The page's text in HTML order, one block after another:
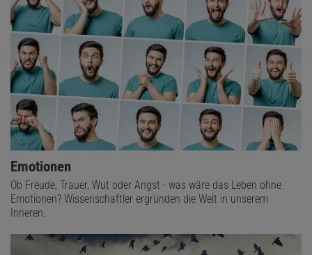
Emotionen
Ob Freude, Trauer, Wut oder Angst - was wäre das Leben ohne
Emotionen? Wissenschaftler ergründen die Welt in unserem
Inneren.